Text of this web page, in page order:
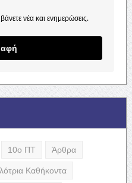
νέα και ενημερώσεις.
10ο ΠΤ Άρθρα
Καθήκοντα